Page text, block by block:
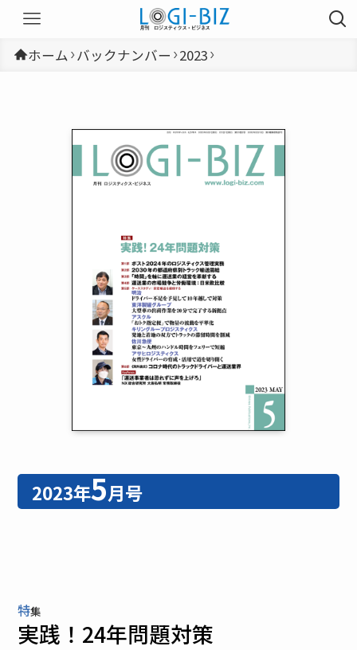
ホーム バックナンバー 2023
2023年5月号
特集
実践！24年問題対策